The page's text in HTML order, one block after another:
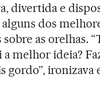
divertida e
dos
sobre as orelhas.
a melhor ideia?
gordo”, ironizava